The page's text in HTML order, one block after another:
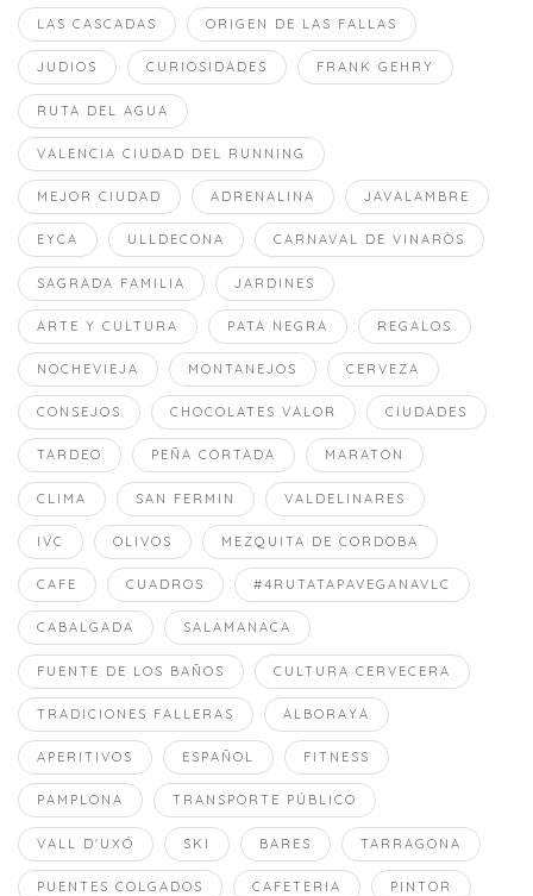
LAS CASCADAS ORIGEN DE LAS FALLAS
JUDIOS CURIOSIDADES FRANK GEHRY
RUTA DEL AGUA
VALENCIA CIUDAD DEL RUNNING
MEJOR CIUDAD ADRENALINA JAVALAMBRE
EYCA ULLDECONA CARNAVAL DE VINARÒS
SAGRADA FAMILIA JARDINES
ARTE Y CULTURA PATA NEGRA REGALOS
NOCHEVIEJA MONTANEJOS CERVEZA
CONSEJOS CHOCOLATES VALOR CIUDADES
TARDEO PEÑA CORTADA MARATON
CLIMA SAN FERMIN VALDELINARES
IVC OLIVOS MEZQUITA DE CORDOBA
CAFE CUADROS #4RUTATAPAVEGANAVLC
CABALGADA SALAMANACA
FUENTE DE LOS BAÑOS CULTURA CERVECERA
TRADICIONES FALLERAS ALBORAYA
APERITIVOS ESPAÑOL FITNESS
PAMPLONA TRANSPORTE PÚBLICO
VALL D'UXÓ SKI BARES TARRAGONA
PUENTES COLGADOS CAFETERIA PINTOR